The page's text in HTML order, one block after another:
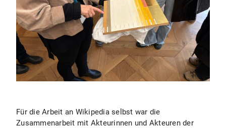
Für die Arbeit an Wikipedia selbst war die
Zusammenarbeit mit Akteurinnen und Akteuren der